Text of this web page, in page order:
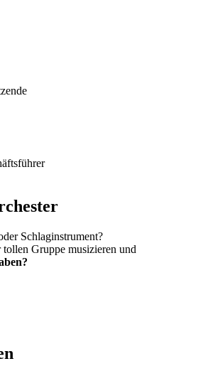
Schlaginstrument?
Gruppe musizieren und